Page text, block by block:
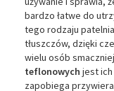
bardzo łatwe do
tego rodzaju
tłuszczów, dzięki
wielu osób
teflonowych jest ich
zapobiega